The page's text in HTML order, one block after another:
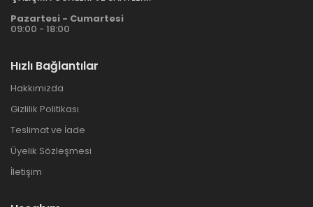
Pazartesi - Cumartesi
09:00 - 18:00
Hızlı Bağlantılar
Hakkımızda
Gizlilik Politikası
Teslimat ve İade
Üyelik Sözleşmesi
İletişim